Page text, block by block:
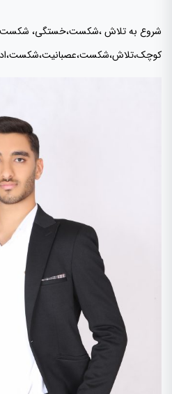
شروع به تلاش ،شکست،خستگی، شکست،